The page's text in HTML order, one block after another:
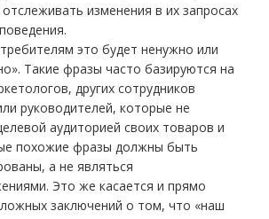
изменения в их запросах
это будет ненужно или
Такие фразы часто базируются на
других сотрудников
руководителей, которые не
аудиторией своих товаров и
похожие фразы должны быть
а не являться
Это же касается и прямо
заключений о том, что «наш